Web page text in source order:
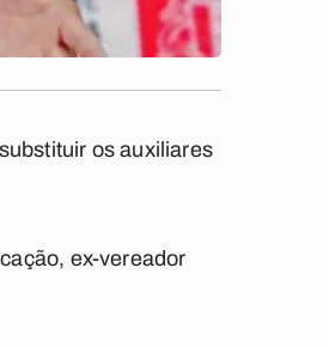
os auxiliares
ex-vereador